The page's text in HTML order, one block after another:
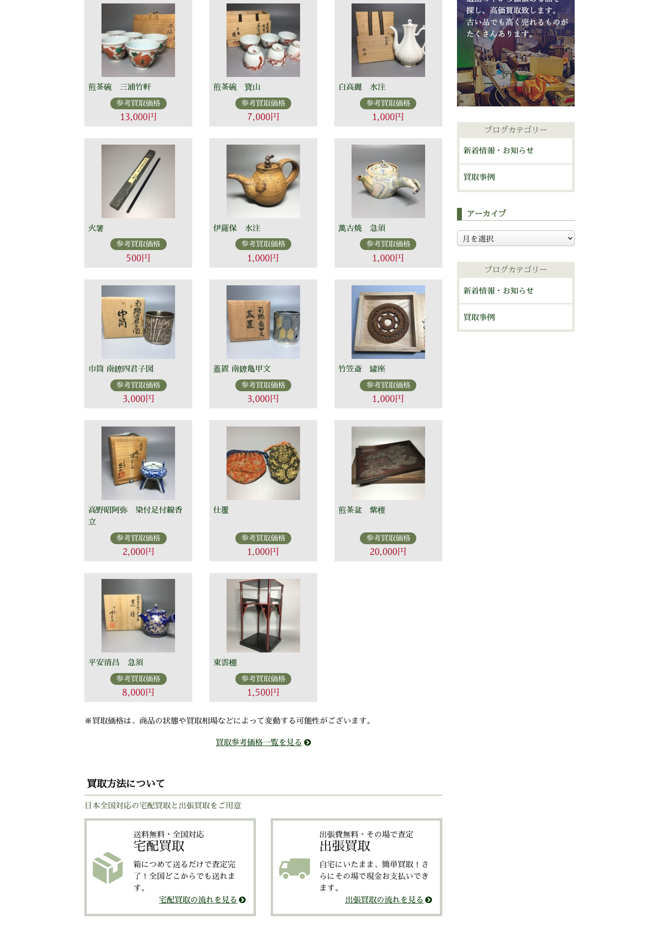
煎茶碗 三浦竹軒
参考買取価格
13,000円
煎茶碗 寶山
参考買取価格
7,000円
白高麗 水注
参考買取価格
1,000円
火箸
参考買取価格
500円
伊羅保 水注
参考買取価格
1,000円
萬古焼 急須
参考買取価格
1,000円
巾筒 南鐐四君子図
参考買取価格
3,000円
蓋置 南鐐亀甲文
参考買取価格
3,000円
竹笠斎 罐座
参考買取価格
1,000円
高野昭阿弥 染付足付線香
立
参考買取価格
2,000円
仕覆
参考買取価格
1,000円
煎茶盆 紫檀
参考買取価格
20,000円
平安清昌 急須
参考買取価格
8,000円
東雲棚
参考買取価格
1,500円
※買取価格は、商品の状態や買取相場などによって変動する可能性がございます。
買取参考価格一覧を見る
買取方法について
日本全国対応の宅配買取と出張買取をご用意
送料無料・全国対応
宅配買取
箱につめて送るだけで査定完
了！全国どこからでも送れま
す。
宅配買取の流れを見る
出張費無料・その場で査定
出張買取
自宅にいたまま、簡単買取！さ
らにその場で現金お支払いでき
ます。
出張買取の流れを見る
ブログカテゴリー
新着情報・お知らせ
買取事例
アーカイブ
ア
ー
ブ
ブログカテゴリー
新着情報・お知らせ
買取事例